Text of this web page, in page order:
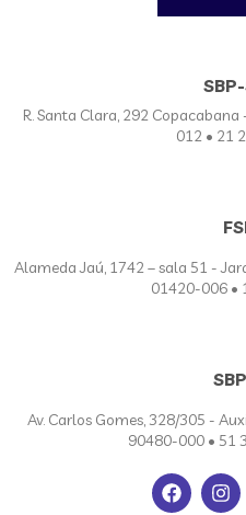
R. Santa Clara, 292 Copacabana
012 • 21
Alameda Jaú, 1742 – sala 51 -
01420-006 •
Av. Carlos Gomes, 328/305 -
90480-000 • 51